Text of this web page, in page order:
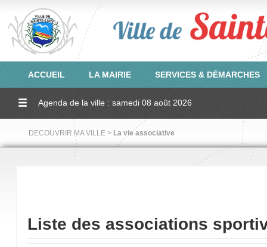
ACCUEIL LA MAIRIE SERVICES & DÉMARCHES
Agenda de la ville : samedi 08 août 2026
DECOUVRIR MA VILLE > La vie associative
Liste des associations